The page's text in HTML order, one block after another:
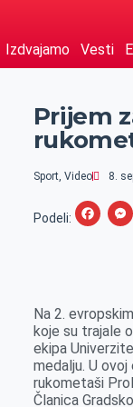
Izdvajamo Vesti
Prijem
Sport, Video 8.
Podeli:
F
b
o
o
k
Na 2.
koje su trajale
ekipa
medalju. U
rukometaši
Članica